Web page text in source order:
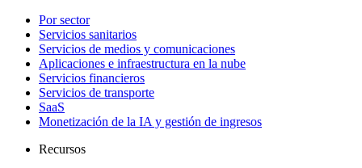
Por sector
Servicios sanitarios
Servicios de medios y comunicaciones
Aplicaciones e infraestructura en la nube
Servicios financieros
Servicios de transporte
SaaS
Monetización de la IA y gestión de ingresos
Recursos